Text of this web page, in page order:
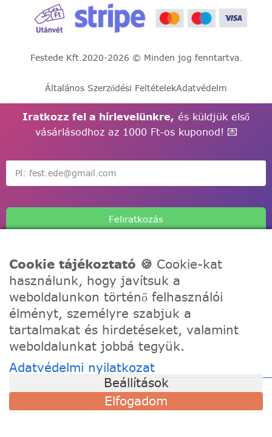
Festede Kft.2020-2026 © Minden jog fenntartva.
Általános Szerződési FeltételekAdatvédelm
Iratkozz fel a hírlevelünkre, és küldjük első
vásárlásodhoz az 1000 Ft-os kuponod! 💌
Feliratkozás
A Festede számozott kifestőkkel te is alkothatsz, akár egy
igazi művész! Fesd meg a remekműved korábbi
tapasztalat nélkül, töltődj fel és fejezd ki a kreativitásod!
TÁMOGATÁS
Szállítási információk
Visszaküldés és csere
Cookie tájékoztató 🍪 Cookie-kat
használunk, hogy javítsuk a
weboldalunkon történő felhasználói
élményt, személyre szabjuk a
tartalmakat és hirdetéseket, valamint
weboldalunkat jobbá tegyük.
Adatvédelmi nyilatkozat
Beállítások
Elfogadom